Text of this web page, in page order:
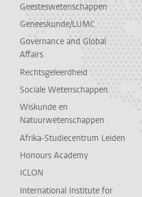
Geesteswetenschappen
Geneeskunde/LUMC
Governance and Global
Affairs
Rechtsgeleerdheid
Sociale Wetenschappen
Wiskunde en
Natuurwetenschappen
Afrika-Studiecentrum Leiden
Honours Academy
ICLON
International Institute for